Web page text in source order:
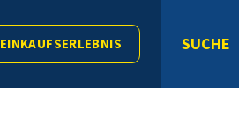
EINKAUFSERLEBNIS SUCHE